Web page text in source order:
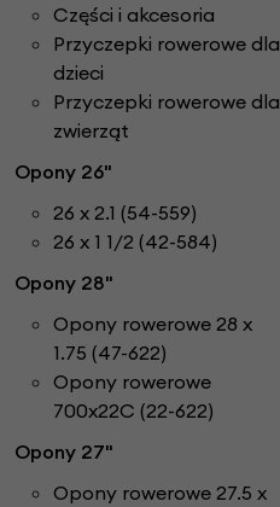
Części i akcesoria
Przyczepki rowerowe dla
dzieci
Przyczepki rowerowe dla
zwierząt
Opony 26"
26 x 2.1 (54-559)
26 x 1 1/2 (42-584)
Opony 28"
Opony rowerowe 28 x
1.75 (47-622)
Opony rowerowe
700x22C (22-622)
Opony 27"
Opony rowerowe 27.5 x